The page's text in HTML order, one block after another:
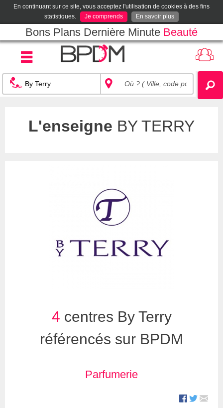
En continuant sur ce site, vous acceptez l'utilisation de cookies à des fins
statistiques.
Je comprends En savoir plus
Bons Plans Dernière Minute Beauté
L'enseigne BY TERRY
4 centres By Terry
référencés sur BPDM
Parfumerie